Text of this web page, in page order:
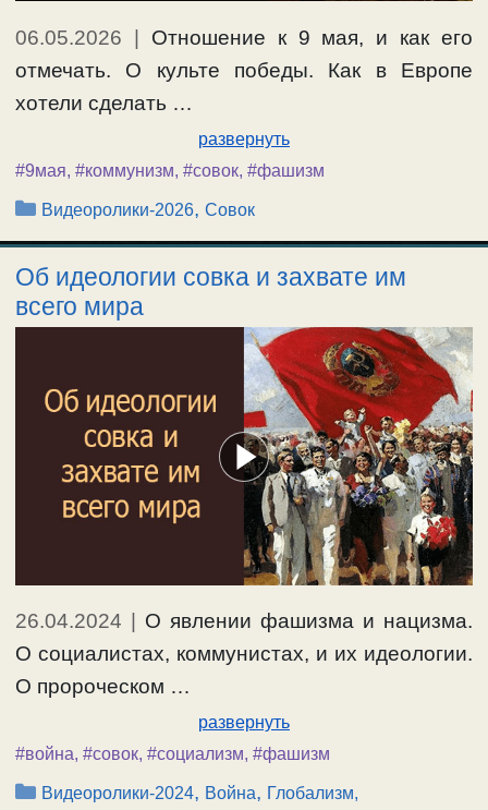
06.05.2026 | Отношение к 9 мая, и как его
отмечать. О культе победы. Как в Европе
хотели сделать …
развернуть
#9мая, #коммунизм, #совок, #фашизм
Рубрики
Видеоролики-2026,Совок
Об идеологии совка и захвате им
всего мира
26.04.2024
О явлении фашизма и нацизма.
О социалистах, коммунистах, и их идеологии.
О пророческом …
развернуть
#война, #совок, #социализм, #фашизм
Рубрики
Видеоролики-2024, Война, Глобализм,